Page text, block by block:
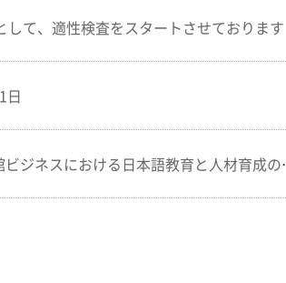
して、適性検査をスタートさせております
日
における日本語教育と人材育成の重要性について